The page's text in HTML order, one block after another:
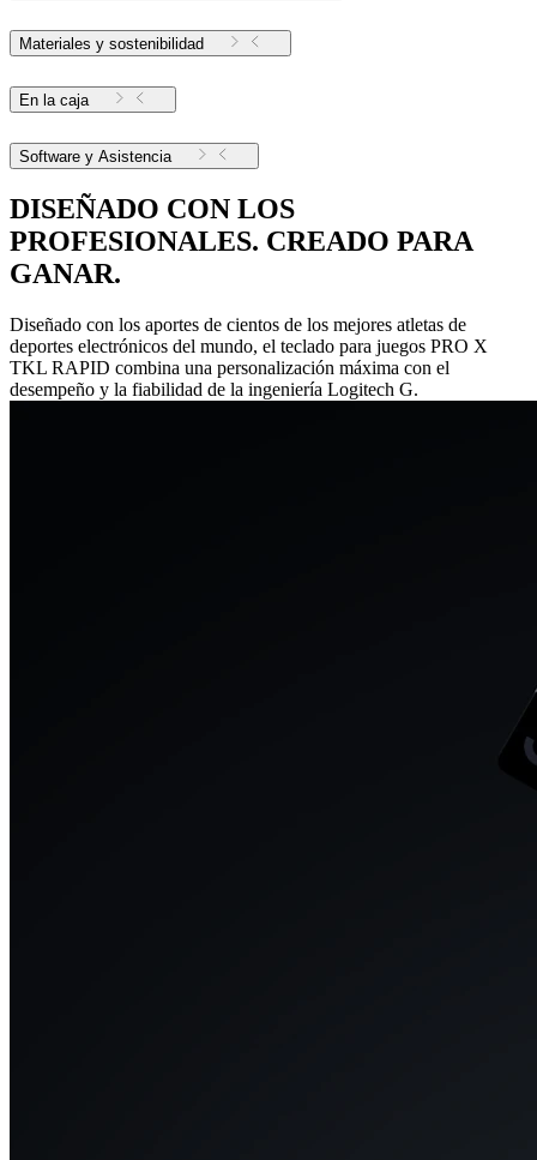
Materiales y sostenibilidad
En la caja
Software y Asistencia
DISEÑADO CON LOS
PROFESIONALES. CREADO PARA
GANAR.
Diseñado con los aportes de cientos de los mejores atletas de
deportes electrónicos del mundo, el teclado para juegos PRO X
TKL RAPID combina una personalización máxima con el
desempeño y la fiabilidad de la ingeniería Logitech G.